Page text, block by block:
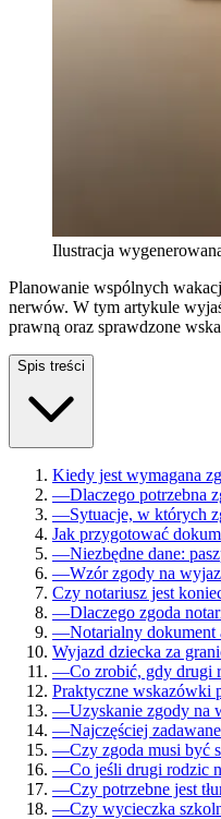
Ilustracja
Planowanie wspólnych
nerwów. W tym artykule
prawną oraz sprawdzone
Spis treści
Kiedy jest wymagana
—Dlaczego potrzebna
—Sytuacje, w których
Jak przygotować
—Niezbędne dane:
—Wzór zgody na
Czy notariusz jest
—Dlaczego zgoda
—Notarialny dokument
Wyjazd dziecka za
—Co zrobić, gdy drugi
Praktyczne wskazówki
—Uzyskanie zgody na
—Najczęściej
—Czy zgoda musi być
—Co jeśli drugi rodzic
—Czy potrzebne jest
—Czy wycieczka